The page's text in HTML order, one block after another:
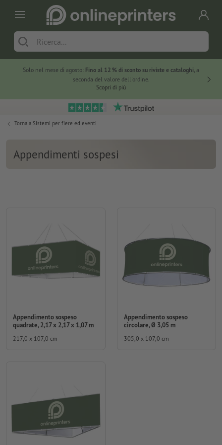
Solo nel mese di agosto: Fino al 12 % di sconto su riviste e cataloghi, a
seconda del valore dell'ordine.
Scopri di più
Torna a Sistemi per fiere ed eventi
Appendimenti sospesi
Appendimento sospeso
quadrate, 2,17 x 2,17 x 1,07 m
217,0 x 107,0 cm
Appendimento sospeso
circolare, Ø 3,05 m
305,0 x 107,0 cm